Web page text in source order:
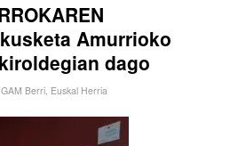
Amurrioko
dago
Berri, Euskal Herria